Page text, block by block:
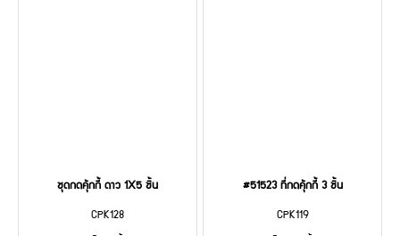
ชุดกดคุ้กกี้ ดาว 1X5 ชิ้น
CPK128
#51523 ที่กดคุ้กกี้ 3 ชิ้น
CPK119